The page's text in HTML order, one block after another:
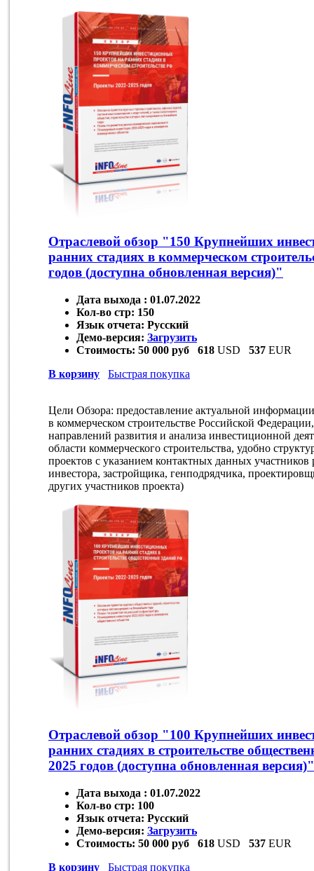
Отраслевой обзор "150 Крупнейших
ранних стадиях в коммерческом
годов (доступна обновленная версия)"
Дата выхода : 01.07.2022
Кол-во стр: 150
Язык отчета: Русский
Демо-версия: Загрузить
Стоимость: 50 000 руб 618 USD 537 EUR
В корзину
Быстрая покупка
Цели Обзора: предоставление актуальной
в коммерческом строительстве Российской
направлений развития и анализа инвестиционной
области коммерческого строительства, удобно
проектов с указанием контактных данных участников
инвестора, застройщика, генподрядчика,
других участников проекта)
Отраслевой обзор "100 Крупнейших
ранних стадиях в строительстве
2025 годов (доступна обновленная версия)"
Дата выхода : 01.07.2022
Кол-во стр: 100
Язык отчета: Русский
Демо-версия: Загрузить
Стоимость: 50 000 руб 618 USD 537 EUR
В корзину
Быстрая покупка